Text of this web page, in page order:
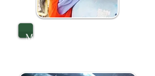
MANTENIMIENTO DE